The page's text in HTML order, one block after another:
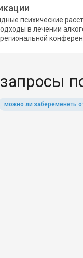
психические
в лечении
можно ли забеременеть